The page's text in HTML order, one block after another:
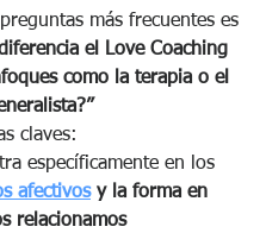
más frecuentes es
el Love Coaching
como la terapia o el
claves:
específicamente en los
afectivos y la forma en
relacionamos